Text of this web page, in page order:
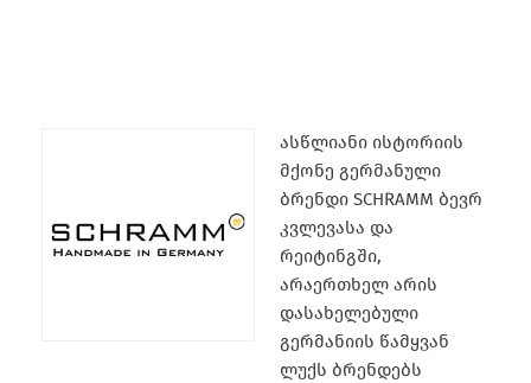
ასწლიანი ისტორიის
მქონე გერმანული
ბრენდი SCHRAMM ბევრ
კვლევასა და
რეიტინგში,
არაერთხელ არის
დასახელებული
გერმანიის წამყვან
ლუქს ბრენდებს